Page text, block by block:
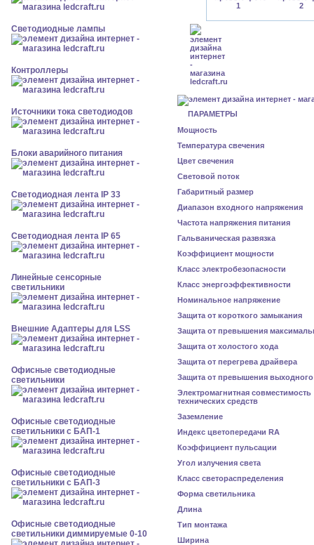
Светодиодные лампы
Контроллеры
Источники тока светодиодов
Блоки аварийного питания
Светодиодная лента IP 33
Светодиодная лента IP 65
Линейные сенсорные
светильники
Внешние Адаптеры для LSS
Офисные светодиодные
светильники
Офисные светодиодные
светильники с БАП-1
Офисные светодиодные
светильники с БАП-3
Офисные светодиодные
светильники диммируемые 0-10
ПАРАМЕТРЫ
Мощность
Температура свечения
Цвет свечения
Световой поток
Габаритный размер
Диапазон входного напряжения
Частота напряжения питания
Гальваническая развязка
Коэффициент мощности
Класс электробезопасности
Класс энергоэффективности
Номинальное напряжение
Защита от короткого замыкания
Защита от превышения
Защита от холостого хода
Защита от перегрева драйвера
Защита от превышения
Электромагнитная совместимость
технических средств
Заземление
Индекс цветопередачи RA
Коэффициент пульсации
Угол излучения света
Класс светораспределения
Форма светильника
Длина
Тип монтажа
Ширина